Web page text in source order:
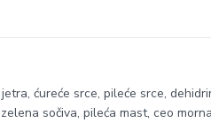
ćureće srce, pileće srce,
sočiva, pileća mast, ceo